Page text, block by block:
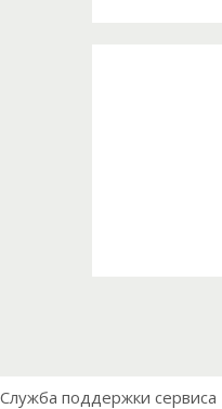
Служба поддержки сервиса